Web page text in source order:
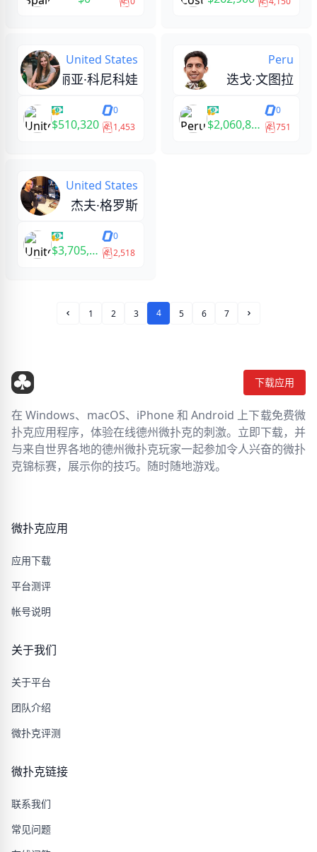
United States
玛丽亚·科尼科娃
$510,320
0
1,453
Peru
迭戈·文图拉
$2,060,866
0
751
United States
杰夫·格罗斯
$3,705,957
0
2,518
上一页1 2 3 4 5 6 7 下一页
下载应用
在 Windows、macOS、iPhone 和 Android 上下载免费微
扑克应用程序，体验在线德州微扑克的刺激。立即下载，并
与来自世界各地的德州微扑克玩家一起参加令人兴奋的微扑
克锦标赛，展示你的技巧。随时随地游戏。
微扑克应用
应用下载
平台测评
帐号说明
关于我们
关于平台
团队介绍
微扑克评测
微扑克链接
联系我们
常见问题